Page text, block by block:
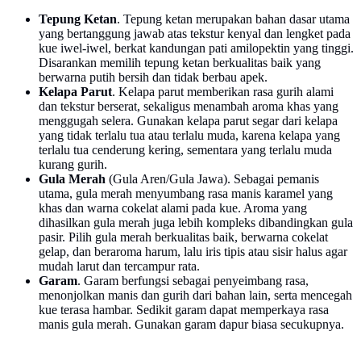
Tepung Ketan. Tepung ketan merupakan bahan dasar utama
yang bertanggung jawab atas tekstur kenyal dan lengket pada
kue iwel-iwel, berkat kandungan pati amilopektin yang tinggi.
Disarankan memilih tepung ketan berkualitas baik yang
berwarna putih bersih dan tidak berbau apek.
Kelapa Parut. Kelapa parut memberikan rasa gurih alami
dan tekstur berserat, sekaligus menambah aroma khas yang
menggugah selera. Gunakan kelapa parut segar dari kelapa
yang tidak terlalu tua atau terlalu muda, karena kelapa yang
terlalu tua cenderung kering, sementara yang terlalu muda
kurang gurih.
Gula Merah (Gula Aren/Gula Jawa). Sebagai pemanis
utama, gula merah menyumbang rasa manis karamel yang
khas dan warna cokelat alami pada kue. Aroma yang
dihasilkan gula merah juga lebih kompleks dibandingkan gula
pasir. Pilih gula merah berkualitas baik, berwarna cokelat
gelap, dan beraroma harum, lalu iris tipis atau sisir halus agar
mudah larut dan tercampur rata.
Garam. Garam berfungsi sebagai penyeimbang rasa,
menonjolkan manis dan gurih dari bahan lain, serta mencegah
kue terasa hambar. Sedikit garam dapat memperkaya rasa
manis gula merah. Gunakan garam dapur biasa secukupnya.